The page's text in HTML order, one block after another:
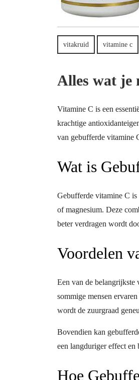
vitakruid vitamine c
Alles wat je
Vitamine C is een
krachtige
van gebufferde vitamine
Wat is
Gebufferde vitamine C is
of magnesium. Deze
beter verdragen wordt
Voordelen
Een van de belangrijkste
sommige mensen
wordt de zuurgraad
Bovendien kan
een langduriger effect en
Hoe